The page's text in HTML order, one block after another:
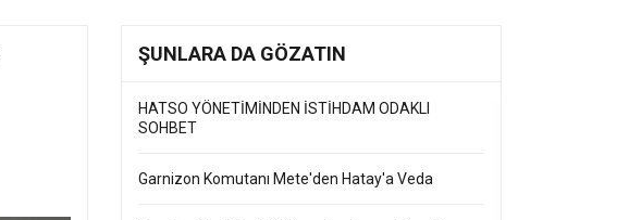
ŞUNLARA DA GÖZATIN
HATSO YÖNETİMİNDEN İSTİHDAM ODAKLI
SOHBET
Garnizon Komutanı Mete'den Hatay'a Veda